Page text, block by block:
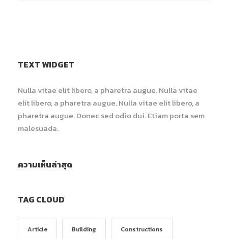
TEXT WIDGET
Nulla vitae elit libero, a pharetra augue. Nulla vitae
elit libero, a pharetra augue. Nulla vitae elit libero, a
pharetra augue. Donec sed odio dui. Etiam porta sem
malesuada.
ความเห็นล่าสุด
TAG CLOUD
Article Building Constructions